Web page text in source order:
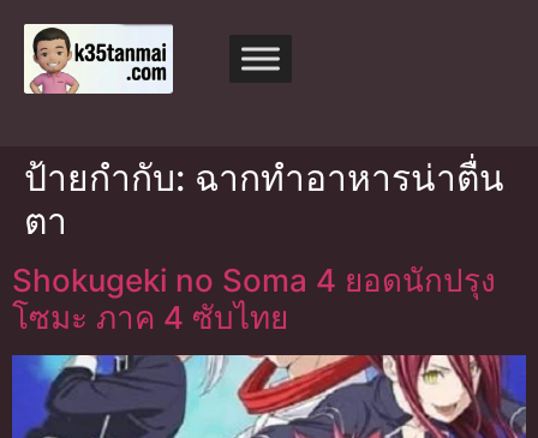
ป้ายกำกับ: ฉากทำอาหารน่าตื่น
ตา
Shokugeki no Soma 4 ยอดนักปรุง
โซมะ ภาค 4 ซับไทย